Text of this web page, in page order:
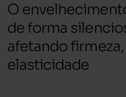
O
de forma
afetando
elasticidade